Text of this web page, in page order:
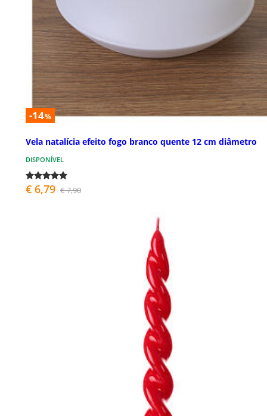
-14%
Vela natalícia efeito fogo branco quente 12 cm diâmetro
DISPONÍVEL
€ 6,79 € 7,90